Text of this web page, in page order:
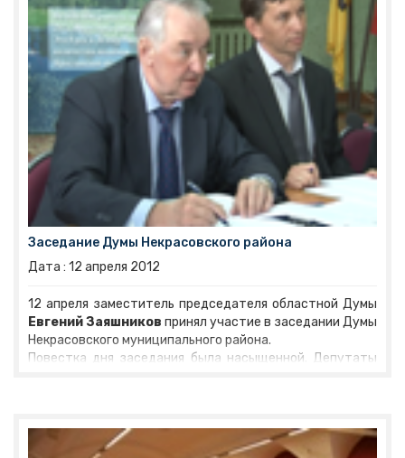
области, касающиеся сферы муниципальной службы.
Заседание Думы Некрасовского района
Дата : 12 апреля 2012
12 апреля заместитель председателя областной Думы
Евгений Заяшников принял участие в заседании Думы
Некрасовского муниципального района.
Повестка дня заседания была насыщенной. Депутаты
года, утвердили регламент работы контрольно-счетной
палаты, обсудили ряд других вопросов.